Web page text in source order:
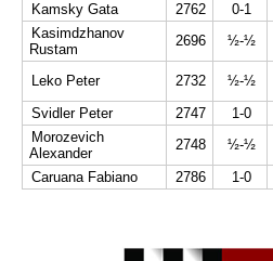
Kamsky Gata
2762 0-1
Kasimdzhanov
Rustam
2696 ½-½
Leko Peter 2732 ½-½
Svidler Peter
2747 1-0
Morozevich
Alexander
2748 ½-½
Caruana Fabiano
2786 1-0